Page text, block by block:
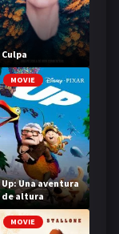
Culpa
MOVIE
Up: Una aventura
de altura
MOVIE